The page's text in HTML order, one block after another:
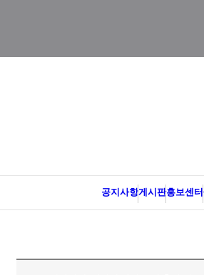
공지사항게시판홍보센터